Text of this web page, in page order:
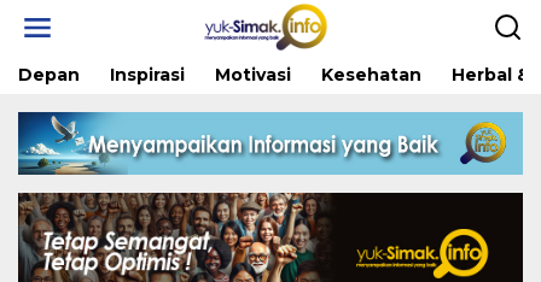
Depan Inspirasi Motivasi Kesehatan Herbal &